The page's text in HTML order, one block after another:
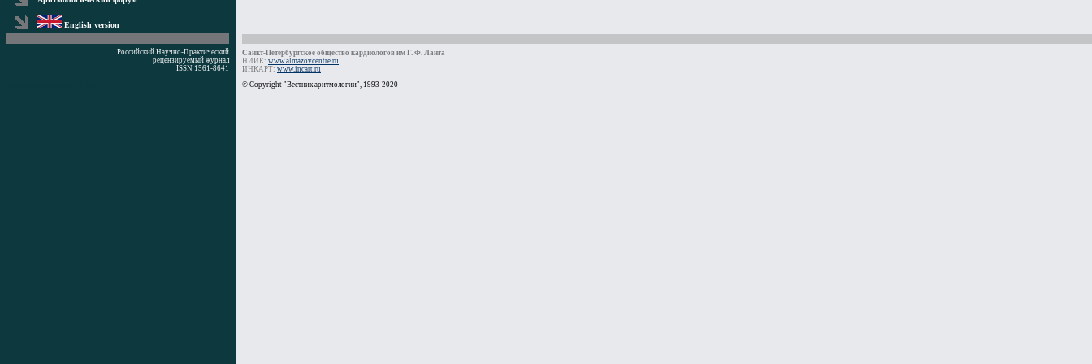
English version
Российский Научно-Практический
рецензируемый журнал
ISSN 1561-8641
Санкт-Петербургское общество кардиологов им Г. Ф. Ланга
НИИК: www.almazovcentre.ru
ИНКАРТ: www.incart.ru
© Copyright "Вестник аритмологии", 1993-2020